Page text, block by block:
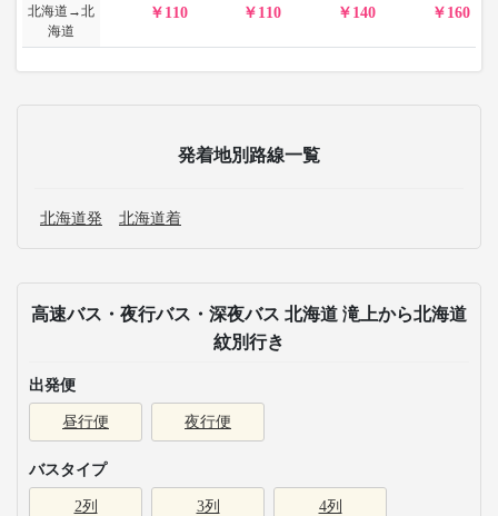
北海道→北
海道
110 110 140 160
発着地別路線一覧
北海道発 北海道着
高速バス・夜行バス・深夜バス 北海道 滝上から北海道
紋別行き
出発便
昼行便 夜行便
バスタイプ
2列 3列 4列